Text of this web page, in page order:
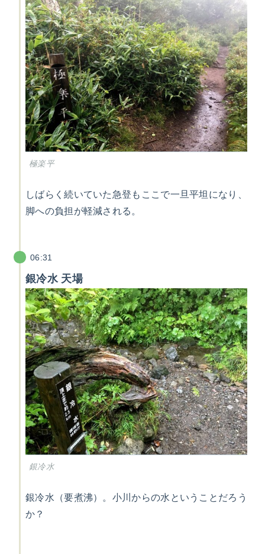
極楽平
しばらく続いていた急登もここで一旦平坦になり、
脚への負担が軽減される。
06:31
銀冷水 天場
銀冷水
銀冷水（要煮沸）。小川からの水ということだろう
か？